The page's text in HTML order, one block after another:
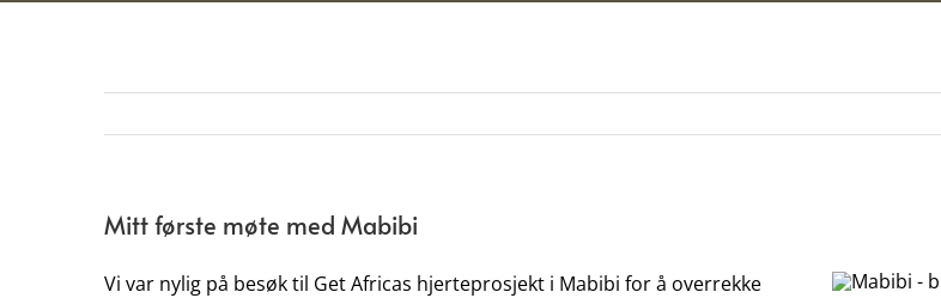
Mitt første møte med Mabibi
Vi var nylig på besøk til Get Africas hjerteprosjekt i Mabibi for å overrekke